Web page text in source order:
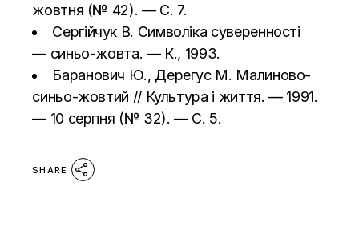
жовтня (№ 42). — С. 7.
Сергійчук В. Символіка суверенності
— синьо-жовта. — К., 1993.
Баранович Ю., Дерегус М. Малиново-
синьо-жовтий // Культура і життя. — 1991.
— 10 серпня (№ 32). — С. 5.
SHARE